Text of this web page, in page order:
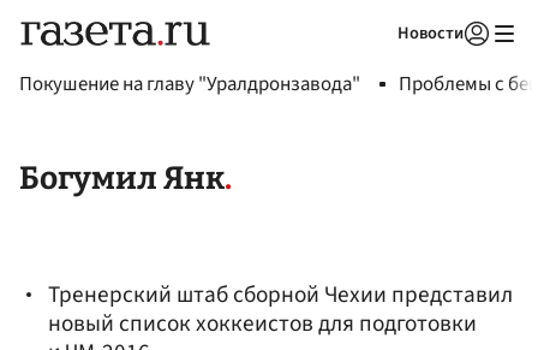
Новости
Покушение на главу "Уралдронзавода" Проблемы с
Богумил Янк
Тренерский штаб сборной Чехии представил
новый список хоккеистов для подготовки